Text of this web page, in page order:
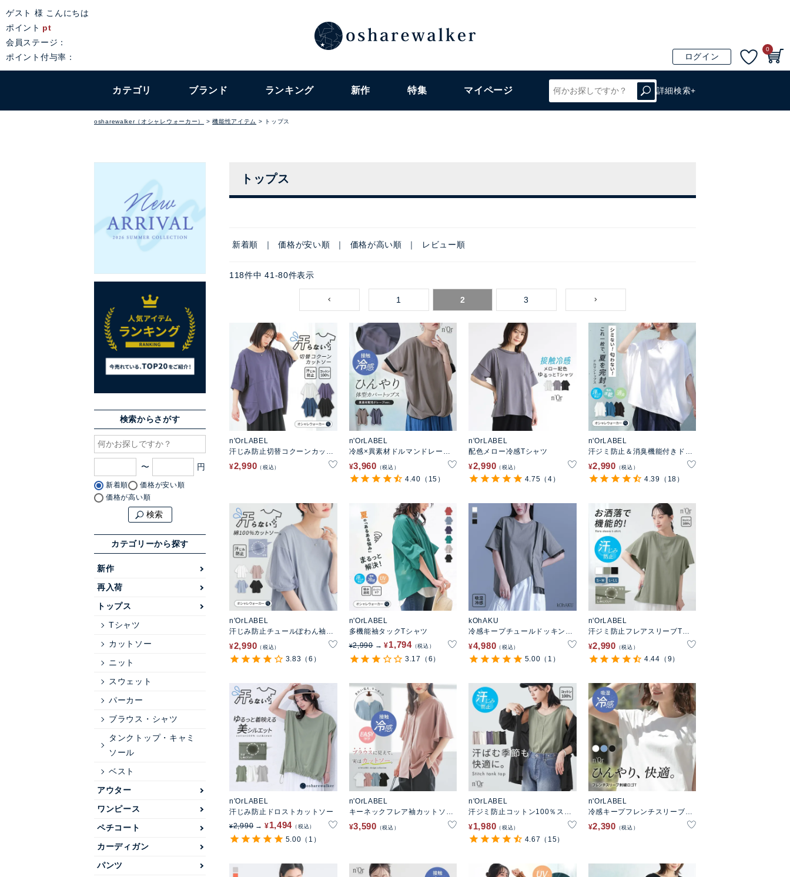
ゲスト 様 こんにちは
ポイント pt
会員ステージ：
ポイント付与率：
ログイン
0
カテゴリ ブランド ランキング 新作 特集 マイページ 詳細検索+
osharewalker（オシャレウォーカー） 機能性アイテム トップス
検索からさがす
〜
新着順
価格が安い順
価格が高い順
検索
カテゴリーから探す
新作
再入荷
トップス
Tシャツ
カットソー
ニット
スウェット
パーカー
ブラウス・シャツ
タンクトップ・キャミ
ソール
ベスト
アウター
ワンピース
ペチコート
カーディガン
パンツ
トップス
新着順 価格が安い順 価格が高い順 レビュー順
118件中 41 -80件表示
1 2 3
n'OrLABEL
汗じみ防止切替コクーンカット
ソー
¥2,990 税込
n'OrLABEL
冷感×異素材ドルマンドレープ
トップス
¥3,960 税込
4.40 （15）
n'OrLABEL
配色メロー冷感Tシャツ
¥2,990 税込
4.75 （4）
n'OrLABEL
汗ジミ防止＆消臭機能付きドル
マンカットソー
¥2,990 税込
4.39 （18）
n'OrLABEL
汗じみ防止チュールぽわん袖カ
ットソー
¥2,990 税込
3.83 （6）
n'OrLABEL
多機能袖タックTシャツ
¥2,990 ¥1,794 税込
3.17 （6）
kOhAKU
冷感キープチュールドッキング
アシンメトリーカットソー
¥4,980 税込
5.00 （1）
n'OrLABEL
汗ジミ防止フレアスリーブTシ
ャツ
¥2,990 税込
4.44 （9）
n'OrLABEL
汗じみ防止ドロストカットソー
¥2,990 ¥1,494 税込
5.00 （1）
n'OrLABEL
キーネックフレア袖カットソー
シャツ
¥3,590 税込
n'OrLABEL
汗ジミ防止コットン100％ステ
ッチタンクトップ
¥1,980 税込
4.67 （15）
n'OrLABEL
冷感キープフレンチスリーブ刺
繍カットソー
¥2,390 税込